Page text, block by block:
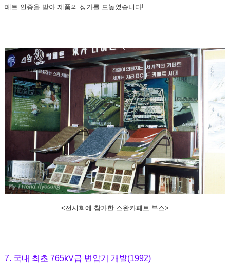
페트 인증을 받아 제품의 성가를 드높였습니다!
<전시회에 참가한 스완카페트 부스>
7. 국내 최초 765kV급 변압기 개발(1992)